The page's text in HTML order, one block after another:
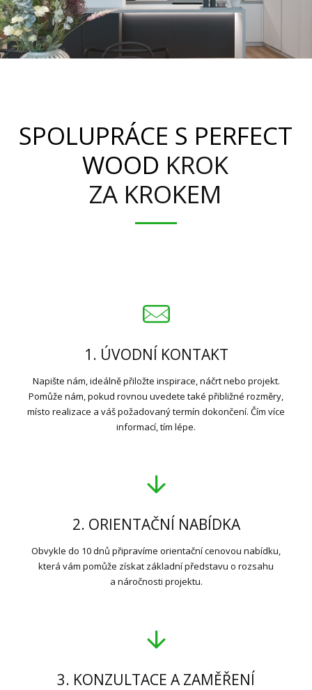
SPOLUPRÁCE S PERFECT
WOOD KROK
ZA KROKEM
1. ÚVODNÍ KONTAKT
Napište nám, ideálně přiložte inspirace, náčrt nebo projekt.
Pomůže nám, pokud rovnou uvedete také přibližné rozměry,
místo realizace a váš požadovaný termín dokončení. Čím více
informací, tím lépe.
2. ORIENTAČNÍ NABÍDKA
Obvykle do 10 dnů připravíme orientační cenovou nabídku,
která vám pomůže získat základní představu o rozsahu
a náročnosti projektu.
3. KONZULTACE A ZAMĚŘENÍ